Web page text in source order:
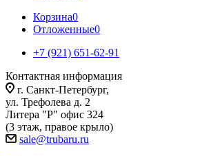
Корзина0
Отложенные0
+7 (921) 651-62-91
Контактная информация
г. Санкт-Петербург,
ул. Трефолева д. 2
Литера "Р" офис 324
(3 этаж, правое крыло)
sale@trubaru.ru